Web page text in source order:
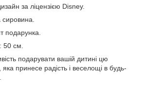
за ліцензією Disney.
подарунка.
50 см.
подарувати вашій дитині цю
принесе радість і веселощі в будь-